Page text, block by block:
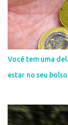
Você tem uma
estar no seu bolso